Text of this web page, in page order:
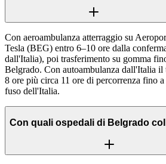
Con aeroambulanza atterraggio su
Tesla (BEG) entro 6–10 ore dalla
dall'Italia), poi trasferimento su gomma
Belgrado. Con autoambulanza dall'Italia il
8 ore più circa 11 ore di percorrenza fino
fuso dell'Italia.
Con quali ospedali di Belgrado